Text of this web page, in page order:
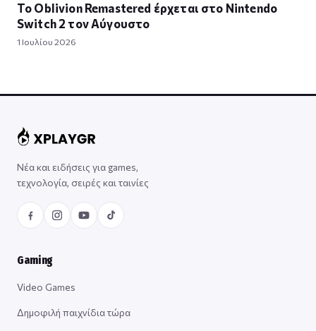
Το Oblivion Remastered έρχεται στο Nintendo
Switch 2 τον Αύγουστο
1 Ιουλίου 2026
Νέα και ειδήσεις για games,
τεχνολογία, σειρές και ταινίες
Gaming
Video Games
Δημοφιλή παιχνίδια τώρα